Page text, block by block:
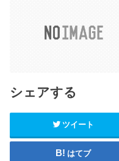
シェアする
ツイート
はてブ